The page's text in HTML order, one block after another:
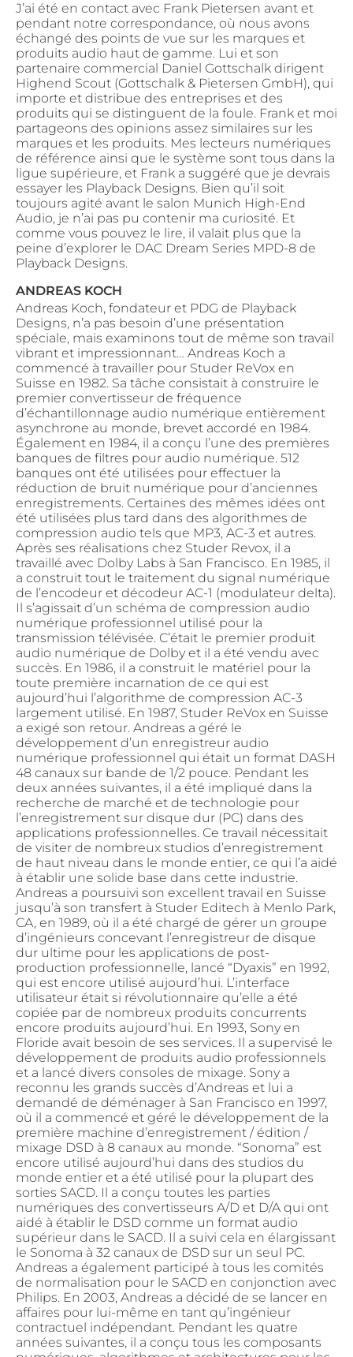
J’ai été en contact avec Frank Pietersen avant et
pendant notre correspondance, où nous avons
échangé des points de vue sur les marques et
produits audio haut de gamme. Lui et son
partenaire commercial Daniel Gottschalk dirigent
Highend Scout (Gottschalk & Pietersen GmbH), qui
importe et distribue des entreprises et des
produits qui se distinguent de la foule. Frank et moi
partageons des opinions assez similaires sur les
marques et les produits. Mes lecteurs numériques
de référence ainsi que le système sont tous dans la
ligue supérieure, et Frank a suggéré que je devrais
essayer les Playback Designs. Bien qu’il soit
toujours agité avant le salon Munich High-End
Audio, je n’ai pas pu contenir ma curiosité. Et
comme vous pouvez le lire, il valait plus que la
peine d’explorer le DAC Dream Series MPD-8 de
Playback Designs.
ANDREAS KOCH
Andreas Koch, fondateur et PDG de Playback
Designs, n’a pas besoin d’une présentation
spéciale, mais examinons tout de même son travail
vibrant et impressionnant… Andreas Koch a
commencé à travailler pour Studer ReVox en
Suisse en 1982. Sa tâche consistait à construire le
premier convertisseur de fréquence
d’échantillonnage audio numérique entièrement
asynchrone au monde, brevet accordé en 1984.
Également en 1984, il a conçu l’une des premières
banques de filtres pour audio numérique. 512
banques ont été utilisées pour effectuer la
réduction de bruit numérique pour d’anciennes
enregistrements. Certaines des mêmes idées ont
été utilisées plus tard dans des algorithmes de
compression audio tels que MP3, AC-3 et autres.
Après ses réalisations chez Studer Revox, il a
travaillé avec Dolby Labs à San Francisco. En 1985, il
a construit tout le traitement du signal numérique
de l’encodeur et décodeur AC-1 (modulateur delta).
Il s’agissait d’un schéma de compression audio
numérique professionnel utilisé pour la
transmission télévisée. C’était le premier produit
audio numérique de Dolby et il a été vendu avec
succès. En 1986, il a construit le matériel pour la
toute première incarnation de ce qui est
aujourd’hui l’algorithme de compression AC-3
largement utilisé. En 1987, Studer ReVox en Suisse
a exigé son retour. Andreas a géré le
développement d’un enregistreur audio
numérique professionnel qui était un format DASH
48 canaux sur bande de 1/2 pouce. Pendant les
deux années suivantes, il a été impliqué dans la
recherche de marché et de technologie pour
l’enregistrement sur disque dur (PC) dans des
applications professionnelles. Ce travail nécessitait
de visiter de nombreux studios d’enregistrement
de haut niveau dans le monde entier, ce qui l’a aidé
à établir une solide base dans cette industrie.
Andreas a poursuivi son excellent travail en Suisse
jusqu’à son transfert à Studer Editech à Menlo Park,
CA, en 1989, où il a été chargé de gérer un groupe
d’ingénieurs concevant l’enregistreur de disque
dur ultime pour les applications de post-
production professionnelle, lancé “Dyaxis” en 1992,
qui est encore utilisé aujourd’hui. L’interface
utilisateur était si révolutionnaire qu’elle a été
copiée par de nombreux produits concurrents
encore produits aujourd’hui. En 1993, Sony en
Floride avait besoin de ses services. Il a supervisé le
développement de produits audio professionnels
et a lancé divers consoles de mixage. Sony a
reconnu les grands succès d’Andreas et lui a
demandé de déménager à San Francisco en 1997,
où il a commencé et géré le développement de la
première machine d’enregistrement / édition /
mixage DSD à 8 canaux au monde. “Sonoma” est
encore utilisé aujourd’hui dans des studios du
monde entier et a été utilisé pour la plupart des
sorties SACD. Il a conçu toutes les parties
numériques des convertisseurs A/D et D/A qui ont
aidé à établir le DSD comme un format audio
supérieur dans le SACD. Il a suivi cela en élargissant
le Sonoma à 32 canaux de DSD sur un seul PC.
Andreas a également participé à tous les comités
de normalisation pour le SACD en conjonction avec
Philips. En 2003, Andreas a décidé de se lancer en
affaires pour lui-même en tant qu’ingénieur
contractuel indépendant. Pendant les quatre
années suivantes, il a conçu tous les composants